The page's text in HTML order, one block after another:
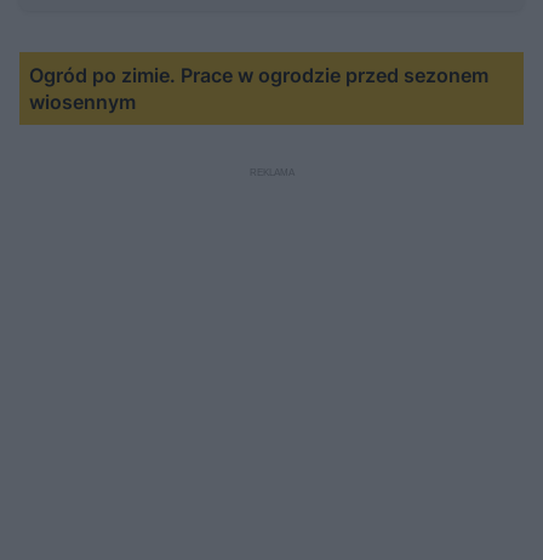
Ogród po zimie. Prace w ogrodzie przed sezonem
wiosennym